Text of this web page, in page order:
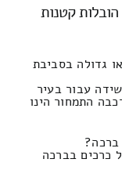
קטנות
גדולה בסביבת
עבור בעיר
התמחור הינו
כרכים בברכה